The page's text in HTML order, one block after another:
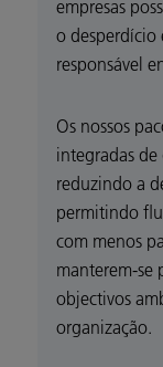
empresas
o desperdício
responsável
Os nossos
integradas
reduzindo a
permitindo
com menos
manterem-se
objectivos
organização.